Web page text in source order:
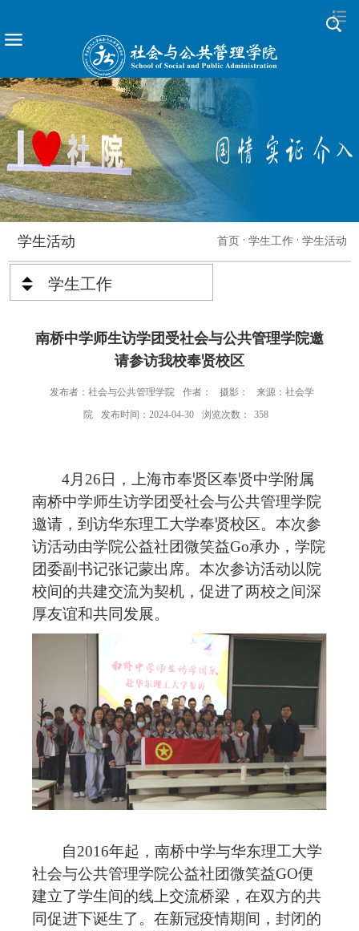
学生活动 首页 学生工作 学生活动
学生工作
南桥中学师生访学团受社会与公共管理学院邀
请参访我校奉贤校区
发布者：社会与公共管理学院 作者： 摄影：
来源：社会学
院
发布时间：2024-04-30 浏览次数： 358
4月26日，上海市奉贤 区奉贤中学附属
南桥中学师生访学团受社会与公共管理学院
邀请，到访华东理工大学奉贤校区 。 本次参
访活动由学院公益社团微笑益Go承办，学院
团委副书记张记蒙出席。本次参访活动以院
校间的共建交流为契机， 促进了两校之间深
厚友谊和共同发展。
自2016年起，南桥中学与华东理工大学
社会与公共管理学院公益社团微笑益GO便
建立了学生间的线上交流桥梁 ， 在双方的共
同促进下诞生了 。 在新冠疫情期间，封闭的